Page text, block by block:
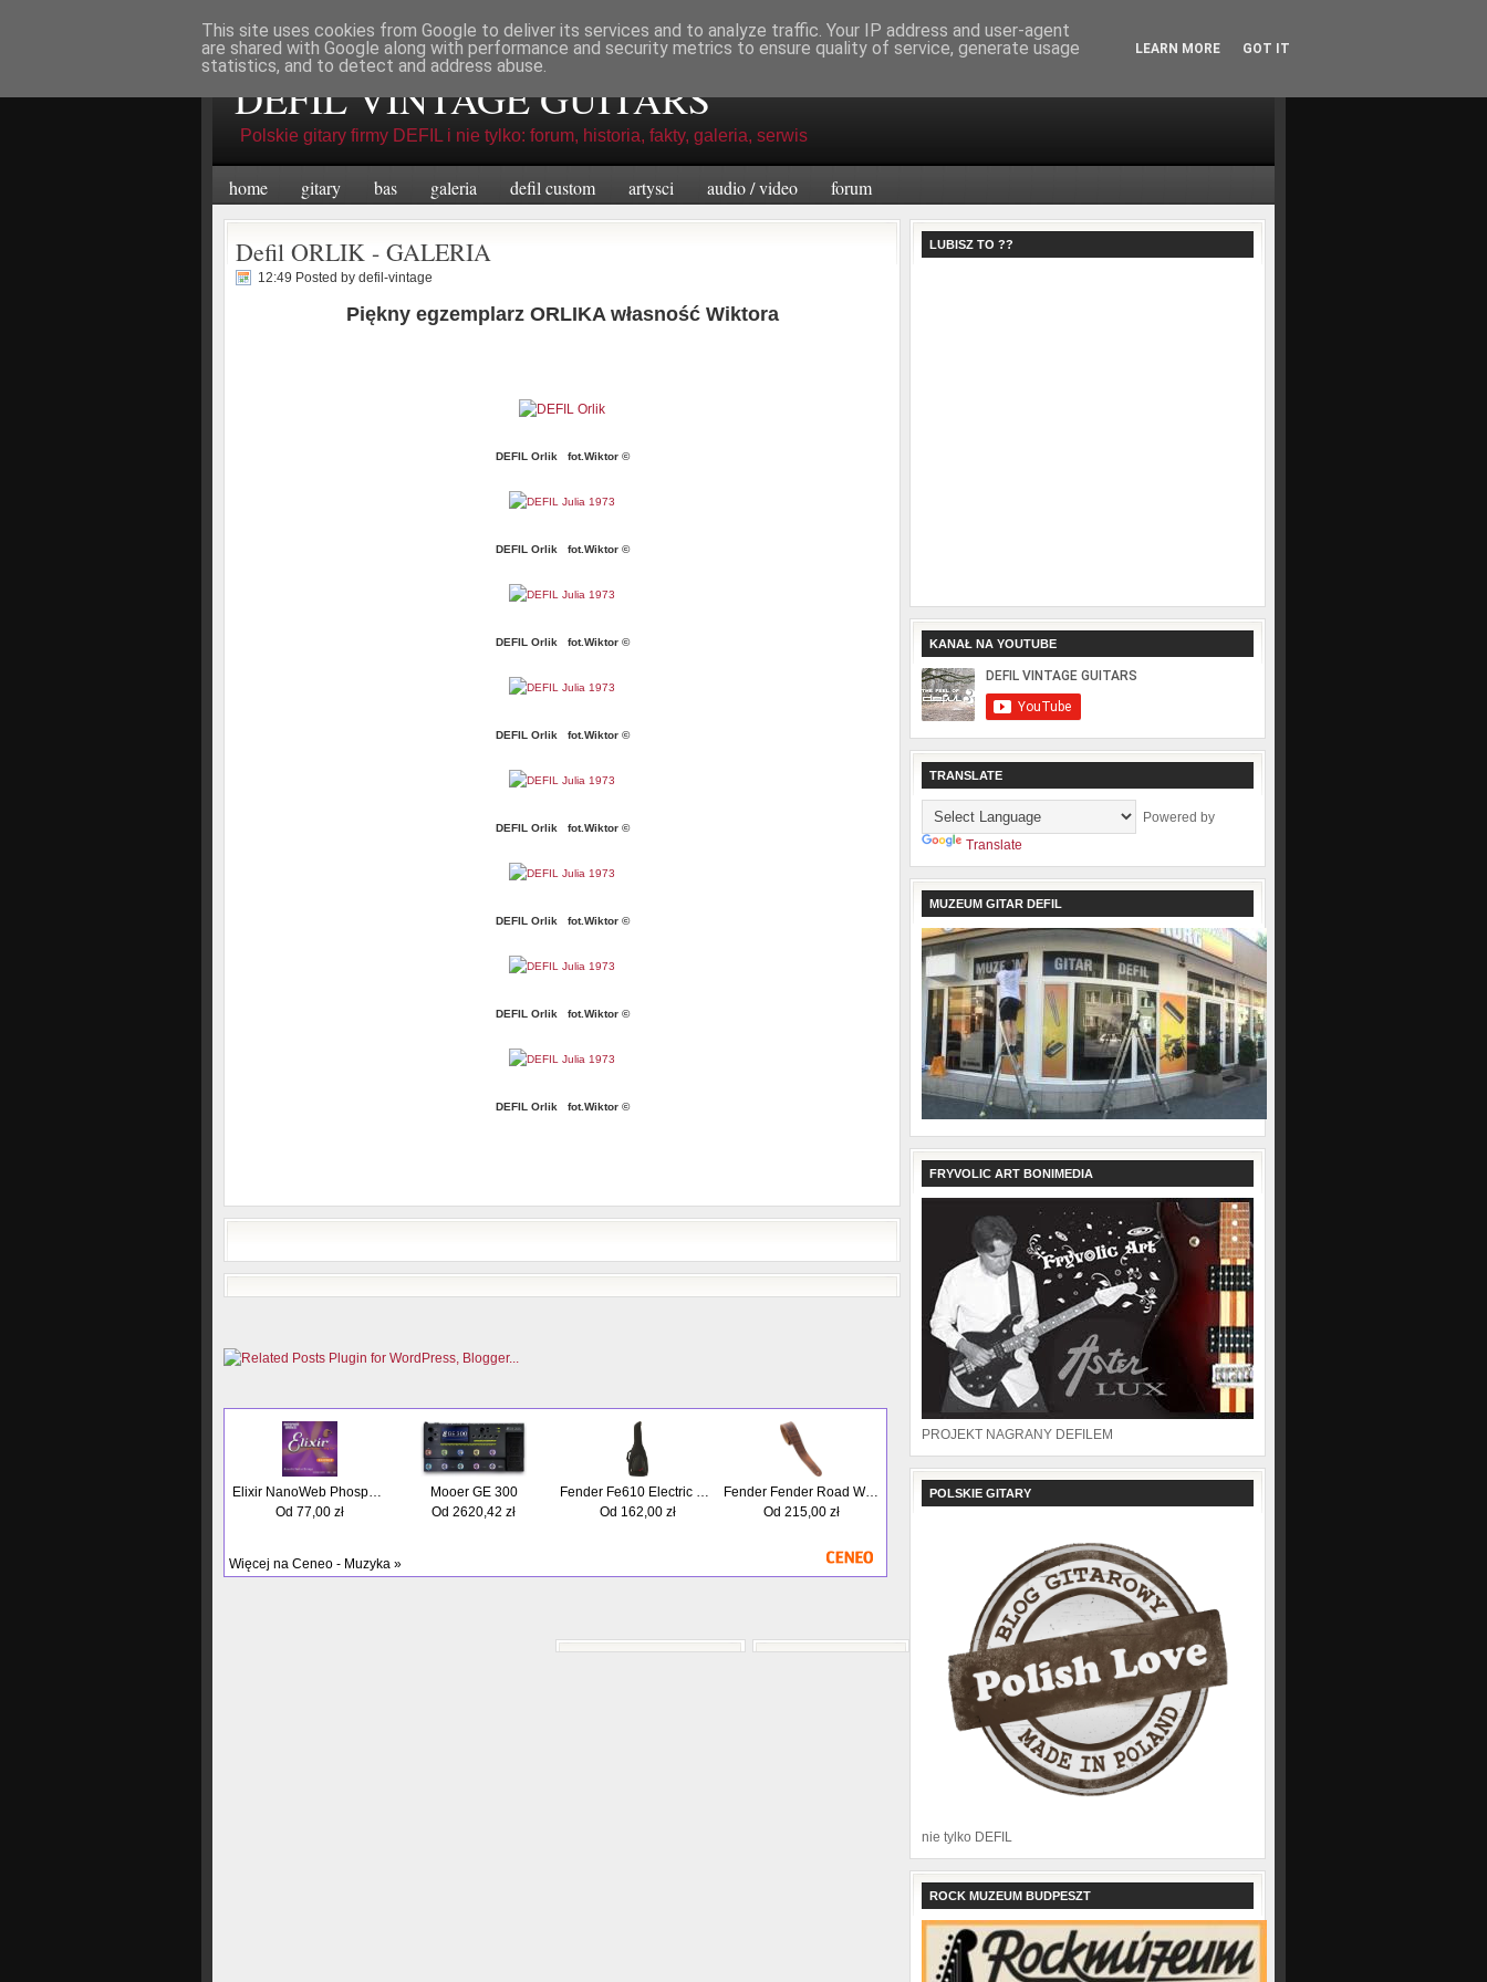
Niedziela, Sierpień 09, 2026
DEFIL VINTAGE GUITARS
Polskie gitary firmy DEFIL i nie tylko: forum, historia, fakty, galeria, serwis
home gitary bas galeria defil custom artysci audio / video forum
Defil ORLIK - GALERIA
12:49 Posted by defil-vintage
Piękny egzemplarz ORLIKA własność Wiktora
DEFIL Orlik fot.Wiktor ©
DEFIL Orlik fot.Wiktor ©
DEFIL Orlik fot.Wiktor ©
DEFIL Orlik fot.Wiktor ©
DEFIL Orlik fot.Wiktor ©
DEFIL Orlik fot.Wiktor ©
DEFIL Orlik fot.Wiktor ©
DEFIL Orlik fot.Wiktor ©
Elixir NanoWeb Phosphor Bronze Custom Light 11-52
Od 77,00 zł
Mooer GE 300
Od 2620,42 zł
Fender Fe610 Electric Guitar - Pokrowiec Na Elektryka
Od 162,00zł
Fender Fender Road Worn Strap, Brown
Od 215,00zł
Więcej na Ceneo - Muzyka »
LUBISZ TO ??
KANAŁ NA YOUTUBE
TRANSLATE
Powered by
Translate
MUZEUM GITAR DEFIL
FRYVOLIC ART BONIMEDIA
PROJEKT NAGRANY DEFILEM
POLSKIE GITARY
nie tylko DEFIL
ROCK MUZEUM BUDPESZT
This site uses cookies from Google to deliver its services and to analyze traffic. Your IP address and user-agent
are shared with Google along with performance and security metrics to ensure quality of service, generate usage
statistics, and to detect and address abuse.
LEARN MORE GOT IT